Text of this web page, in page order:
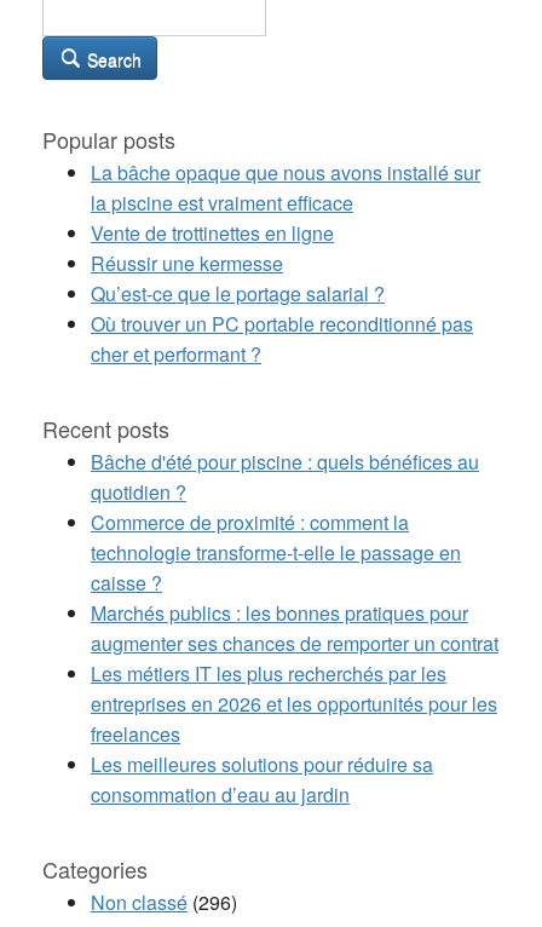
Search
Popular posts
La bâche opaque que nous avons installé sur
la piscine est vraiment efficace
Vente de trottinettes en ligne
Réussir une kermesse
Qu’est-ce que le portage salarial ?
Où trouver un PC portable reconditionné pas
cher et performant ?
Recent posts
Bâche d'été pour piscine : quels bénéfices au
quotidien ?
Commerce de proximité : comment la
technologie transforme-t-elle le passage en
caisse ?
Marchés publics : les bonnes pratiques pour
augmenter ses chances de remporter un contrat
Les métiers IT les plus recherchés par les
entreprises en 2026 et les opportunités pour les
freelances
Les meilleures solutions pour réduire sa
consommation d’eau au jardin
Categories
Non classé (296)